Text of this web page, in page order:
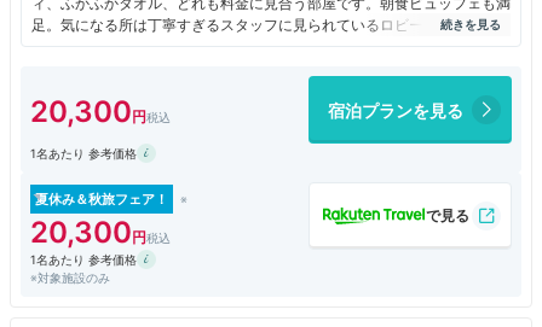
足。気になる所は丁寧すぎるスタッフに見られているロビーフロアの居心
地の悪さと館内が暗すぎます。食事を楽しみ、部屋でゆっくり滞在する方
20,300 宿泊プランを見る
1名あたり 参考価格
夏休み＆秋旅フェア！
20,300
1名あたり 参考価格
※対象施設のみ